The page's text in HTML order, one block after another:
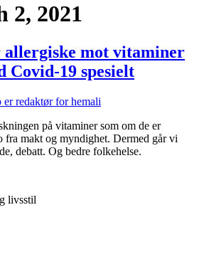
2, 2021
mot vitaminer
Covid-19 spesielt
på vitaminer som om de er
fra makt og myndighet. Dermed går vi
debatt. Og bedre folkehelse.
livsstil